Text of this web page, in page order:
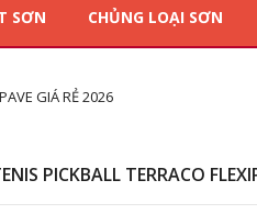
SƠN CHỦNG LOẠI SƠN
GIÁ RẺ 2026
PICKBALL TERRACO